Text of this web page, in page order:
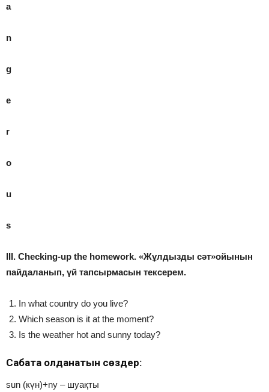
a
n
g
e
r
o
u
s
III. Checking-up the homework. «Жұлдызды сәт»ойынын
пайдаланып, үй тапсырмасын тексерем.
In what country do you live?
Which season is it at the moment?
Is the weather hot and sunny today?
Сабақта қолданатын сөздер:
sun (күн)+ny – шуақты